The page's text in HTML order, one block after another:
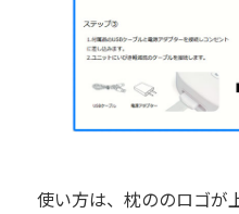
使い方は、枕ののロゴが